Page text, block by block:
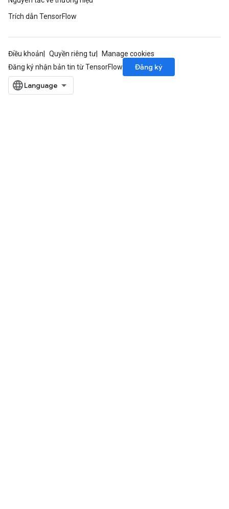
Trích dẫn TensorFlow
Điều khoản Quyền riêng tư
Manage cookies
Đăng ký nhận bản tin từ TensorFlow
Đăng ký